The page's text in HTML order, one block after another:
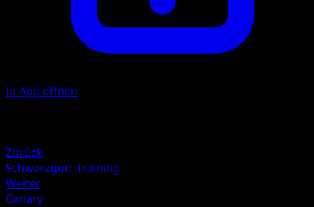
In App öffnen
Zurück
Schwarzgurt-Training
Weiter
Canary